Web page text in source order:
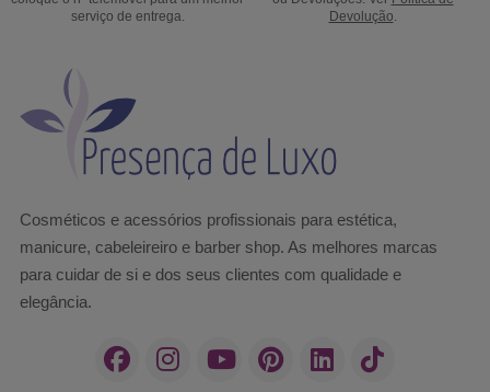
serviço de entrega.
Devolução.
Cosméticos e acessórios profissionais para estética,
manicure, cabeleireiro e barber shop. As melhores marcas
para cuidar de si e dos seus clientes com qualidade e
elegância.